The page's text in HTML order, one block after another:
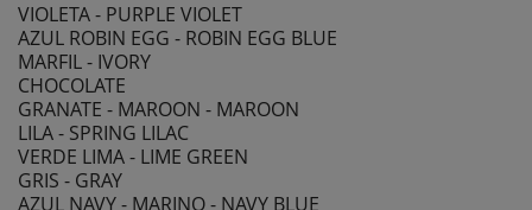
VIOLETA - PURPLE VIOLET
AZUL ROBIN EGG - ROBIN EGG BLUE
MARFIL - IVORY
CHOCOLATE
GRANATE - MAROON - MAROON
LILA - SPRING LILAC
VERDE LIMA - LIME GREEN
GRIS - GRAY
AZUL NAVY - MARINO - NAVY BLUE